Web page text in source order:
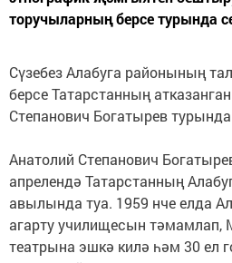
торучыларның берсе турында
Сүзебез Алабуга районының
берсе Татарстанның
Степанович Богатырев
Анатолий Степанович
апрелендә Татарстанның
авылында туа. 1959 нче елда
агарту училищесын тәмамлап,
театрына эшкә килә һәм 30 ел